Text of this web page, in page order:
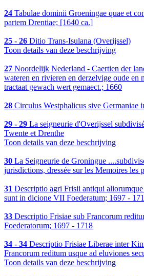
24 Tabulae dominii Groeningae quae et
partem Drentiae; [1640 ca.]
25 - 26 Ditio Trans-Isulana (Overijssel)
Toon details van deze beschrijving
27 Noordelijk Nederland - Caertien der
wateren en rivieren en derzelvige oude en
tractaat gewach wert gemaect.; 1660
28 Circulus Westphalicus sive Germaniae
29 - 29 La seigneurie d'Overijssel
Twente et Drenthe
Toon details van deze beschrijving
30 La Seigneurie de Groningue
jurisdictions, dressée sur les Memoires les
31 Descriptio agri Frisii antiqui
sunt in dicione VII Foederatum; 1697 -
33 Descriptio Frisiae sub Francorum
Foederatorum; 1697 - 1718
34 - 34 Descriptio Frisiae Liberae inter
Francorum reditum usque ad eluviones
Toon details van deze beschrijving